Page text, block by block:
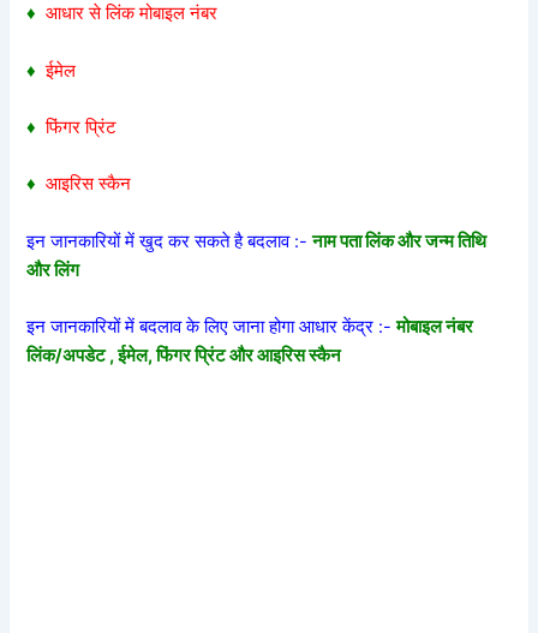
♦ आधार से लिंक मोबाइल नंबर
♦ ईमेल
♦ फिंगर प्रिंट
♦ आइरिस स्कैन
इन जानकारियों में खुद कर सकते है बदलाव :-नाम पता लिंक और जन्म तिथि
और लिंग
इन जानकारियों में बदलाव के लिए जाना होगा आधार केंद्र :-मोबाइल नंबर
लिंक/अपडेट , ईमेल, फिंगर प्रिंट और आइरिस स्कैन